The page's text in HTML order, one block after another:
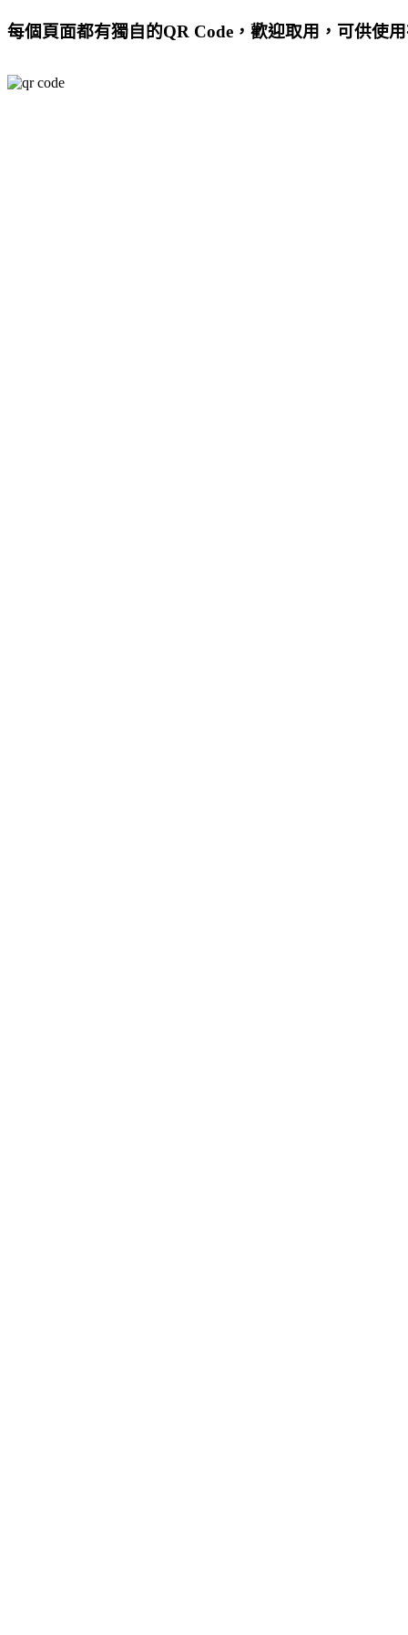
每個頁面都有獨自的QR Code，歡迎取用，可供使